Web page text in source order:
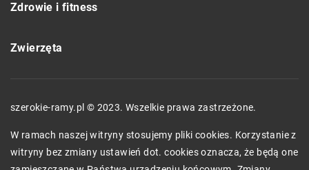
Zdrowie i fitness
Zwierzęta
szerokie-ramy.pl © 2023. Wszelkie prawa zastrzeżone.
W ramach naszej witryny stosujemy pliki cookies. Korzystanie z
witryny bez zmiany ustawień dot. cookies oznacza, że będą one